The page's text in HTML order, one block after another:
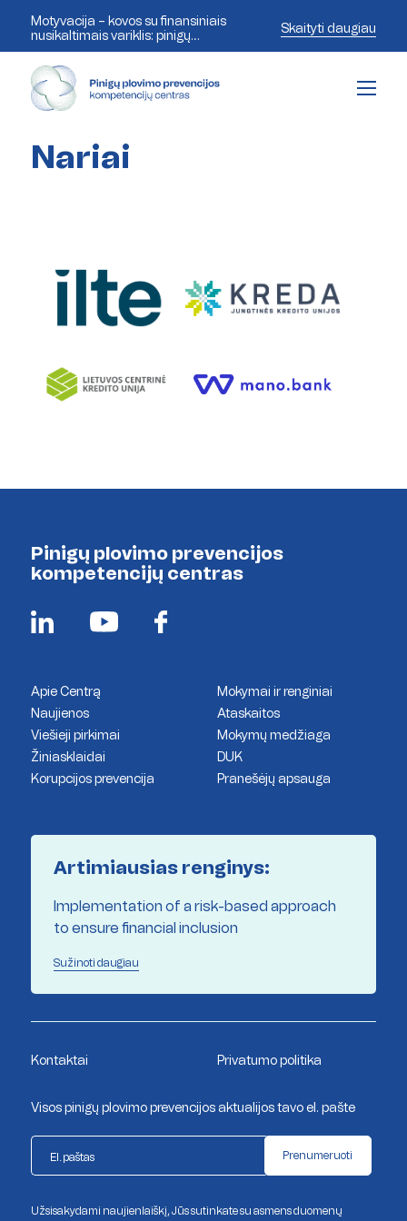
Motyvacija – kovos su finansiniais
nusikaltimais variklis: pinigų
plovimo prevencijos ekspertai
aptaria šiandienos iššūkius
Skaityti daugiau
Nariai
Pinigų plovimo prevencijos
kompetencijų centras
Apie Centrą
Mokymai ir renginiai
Naujienos
Ataskaitos
Viešieji pirkimai
Mokymų medžiaga
Žiniasklaidai
DUK
Korupcijos prevencija
Pranešėjų apsauga
Artimiausias renginys:
Implementation of a risk-based approach
to ensure financial inclusion
Sužinoti daugiau
Kontaktai Privatumo politika
Visos pinigų plovimo prevencijos aktualijos tavo el. pašte
Prenumeruoti
Užsisakydami naujienlaiškį, Jūs sutinkate su asmens duomenų